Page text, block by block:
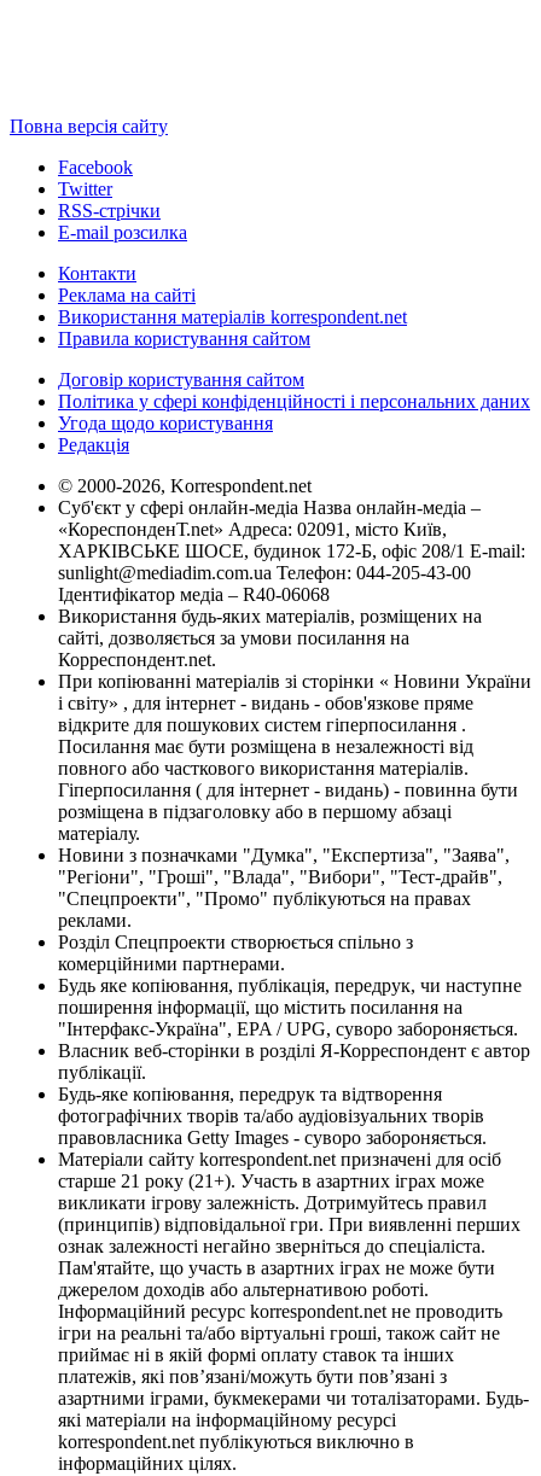
Повна версія сайту
Facebook
Twitter
RSS-стрічки
E-mail розсилка
Контакти
Реклама на сайті
Використання матеріалів korrespondent.net
Правила користування сайтом
Договір користування сайтом
Політика у сфері конфіденційності і персональних даних
Угода щодо користування
Редакція
© 2000-2026, Korrespondent.net
Суб'єкт у сфері онлайн-медіа Назва онлайн-медіа –
«КореспонденТ.net» Адреса: 02091, місто Київ,
ХАРКІВСЬКЕ ШОСЕ, будинок 172-Б, офіс 208/1 E-mail:
sunlight@mediadim.com.ua Телефон: 044-205-43-00
Ідентифікатор медіа – R40-06068
Використання будь-яких матеріалів, розміщених на
сайті, дозволяється за умови посилання на
Корреспондент.net.
При копіюванні матеріалів зі сторінки « Новини України
і світу» , для інтернет - видань - обов'язкове пряме
відкрите для пошукових систем гіперпосилання .
Посилання має бути розміщена в незалежності від
повного або часткового використання матеріалів.
Гіперпосилання ( для інтернет - видань) - повинна бути
розміщена в підзаголовку або в першому абзаці
матеріалу.
Новини з позначками "Думка", "Експертиза", "Заява",
"Регіони", "Гроші", "Влада", "Вибори", "Тест-драйв",
"Спецпроекти", "Промо" публікуються на правах
реклами.
Розділ Спецпроекти створюється спільно з
комерційними партнерами.
Будь яке копіювання, публікація, передрук, чи наступне
поширення інформації, що містить посилання на
"Інтерфакс-Україна", EPA / UPG, суворо забороняється.
Власник веб-сторінки в розділі Я-Корреспондент є автор
публікації.
Будь-яке копіювання, передрук та відтворення
фотографічних творів та/або аудіовізуальних творів
правовласника Getty Images - суворо забороняється.
Матеріали сайту korrespondent.net призначені для осіб
старше 21 року (21+). Участь в азартних іграх може
викликати ігрову залежність. Дотримуйтесь правил
(принципів) відповідальної гри. При виявленні перших
ознак залежності негайно зверніться до спеціаліста.
Пам'ятайте, що участь в азартних іграх не може бути
джерелом доходів або альтернативою роботі.
Інформаційний ресурс korrespondent.net не проводить
ігри на реальні та/або віртуальні гроші, також сайт не
приймає ні в якій формі оплату ставок та інших
платежів, які пов’язані/можуть бути пов’язані з
азартними іграми, букмекерами чи тоталізаторами. Будь-
які матеріали на інформаційному ресурсі
korrespondent.net публікуються виключно в
інформаційних цілях.